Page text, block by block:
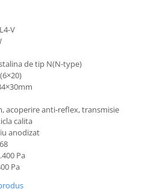
V
de tip N(N-type)
acoperire anti-reflex, transmisie
calita
anodizat
Pa
Pa